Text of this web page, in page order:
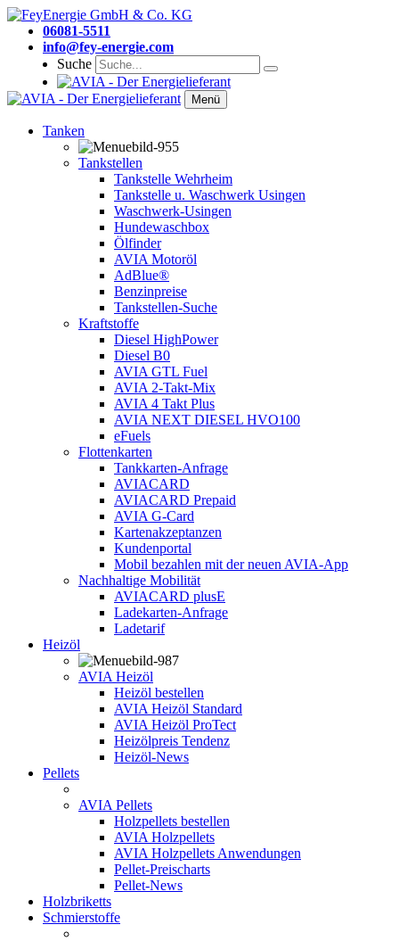
06081-5511
info@fey-energie.com
Suche
Menü
Tanken
Tankstellen
Tankstelle Wehrheim
Tankstelle u. Waschwerk Usingen
Waschwerk-Usingen
Hundewaschbox
Ölfinder
AVIA Motoröl
AdBlue®
Benzinpreise
Tankstellen-Suche
Kraftstoffe
Diesel HighPower
Diesel B0
AVIA GTL Fuel
AVIA 2-Takt-Mix
AVIA 4 Takt Plus
AVIA NEXT DIESEL HVO100
eFuels
Flottenkarten
Tankkarten-Anfrage
AVIACARD
AVIACARD Prepaid
AVIA G-Card
Kartenakzeptanzen
Kundenportal
Mobil bezahlen mit der neuen AVIA-App
Nachhaltige Mobilität
AVIACARD plusE
Ladekarten-Anfrage
Ladetarif
Heizöl
AVIA Heizöl
Heizöl bestellen
AVIA Heizöl Standard
AVIA Heizöl ProTect
Heizölpreis Tendenz
Heizöl-News
Pellets
AVIA Pellets
Holzpellets bestellen
AVIA Holzpellets
AVIA Holzpellets Anwendungen
Pellet-Preischarts
Pellet-News
Holzbriketts
Schmierstoffe